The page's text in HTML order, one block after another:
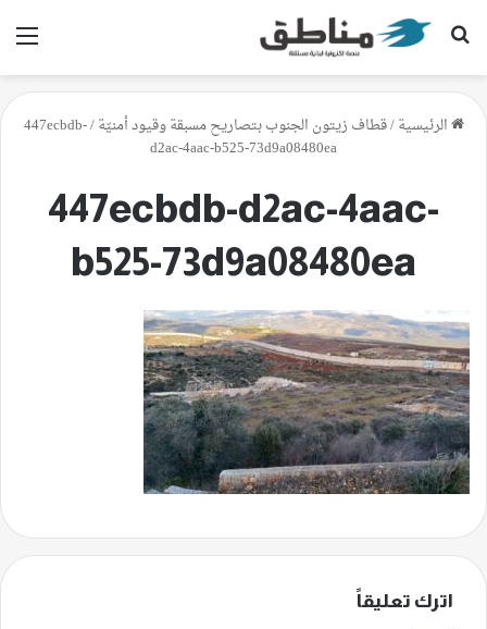
بحث عن
الرئيسية/قطاف زيتون الجنوب بتصاريح مسبقة وقيود أمنيّة/
447ecbdb-
d2ac-4aac-b525-73d9a08480ea
447ecbdb-d2ac-4aac-
b525-73d9a08480ea
اترك تعليقاً